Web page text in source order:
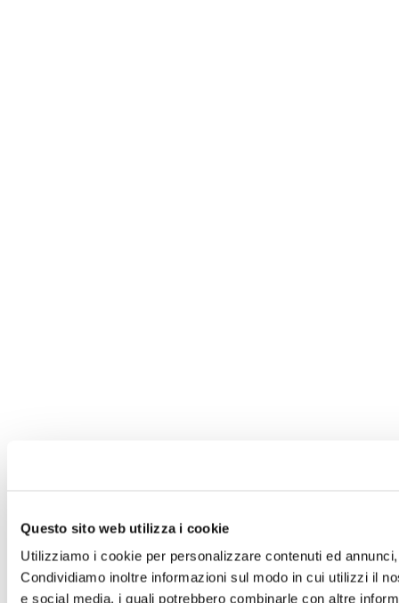
Questo sito web utilizza i cookie
Utilizziamo i cookie per personalizzare contenuti ed
Condividiamo inoltre informazioni sul modo in cui utilizzi il
e social media, i quali potrebbero combinarle con altre